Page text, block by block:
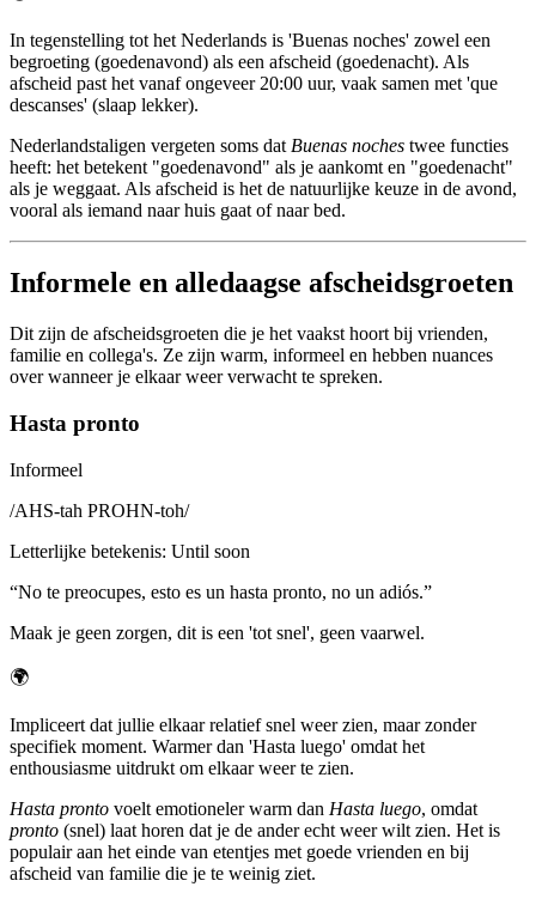
In tegenstelling tot het Nederlands is 'Buenas noches' zowel een
begroeting (goedenavond) als een afscheid (goedenacht). Als
afscheid past het vanaf ongeveer 20:00 uur, vaak samen met 'que
descanses' (slaap lekker).
Nederlandstaligen vergeten soms dat Buenas noches twee functies
heeft: het betekent "goedenavond" als je aankomt en "goedenacht"
als je weggaat. Als afscheid is het de natuurlijke keuze in de avond,
vooral als iemand naar huis gaat of naar bed.
Informele en alledaagse afscheidsgroeten
Dit zijn de afscheidsgroeten die je het vaakst hoort bij vrienden,
familie en collega's. Ze zijn warm, informeel en hebben nuances
over wanneer je elkaar weer verwacht te spreken.
Hasta pronto
Informeel
/AHS-tah PROHN-toh/
Letterlijke betekenis: Until soon
“No te preocupes, esto es un hasta pronto, no un adiós.”
Maak je geen zorgen, dit is een 'tot snel', geen vaarwel.
🌍
Impliceert dat jullie elkaar relatief snel weer zien, maar zonder
specifiek moment. Warmer dan 'Hasta luego' omdat het
enthousiasme uitdrukt om elkaar weer te zien.
Hasta pronto voelt emotioneler warm dan Hasta luego, omdat
pronto (snel) laat horen dat je de ander echt weer wilt zien. Het is
populair aan het einde van etentjes met goede vrienden en bij
afscheid van familie die je te weinig ziet.